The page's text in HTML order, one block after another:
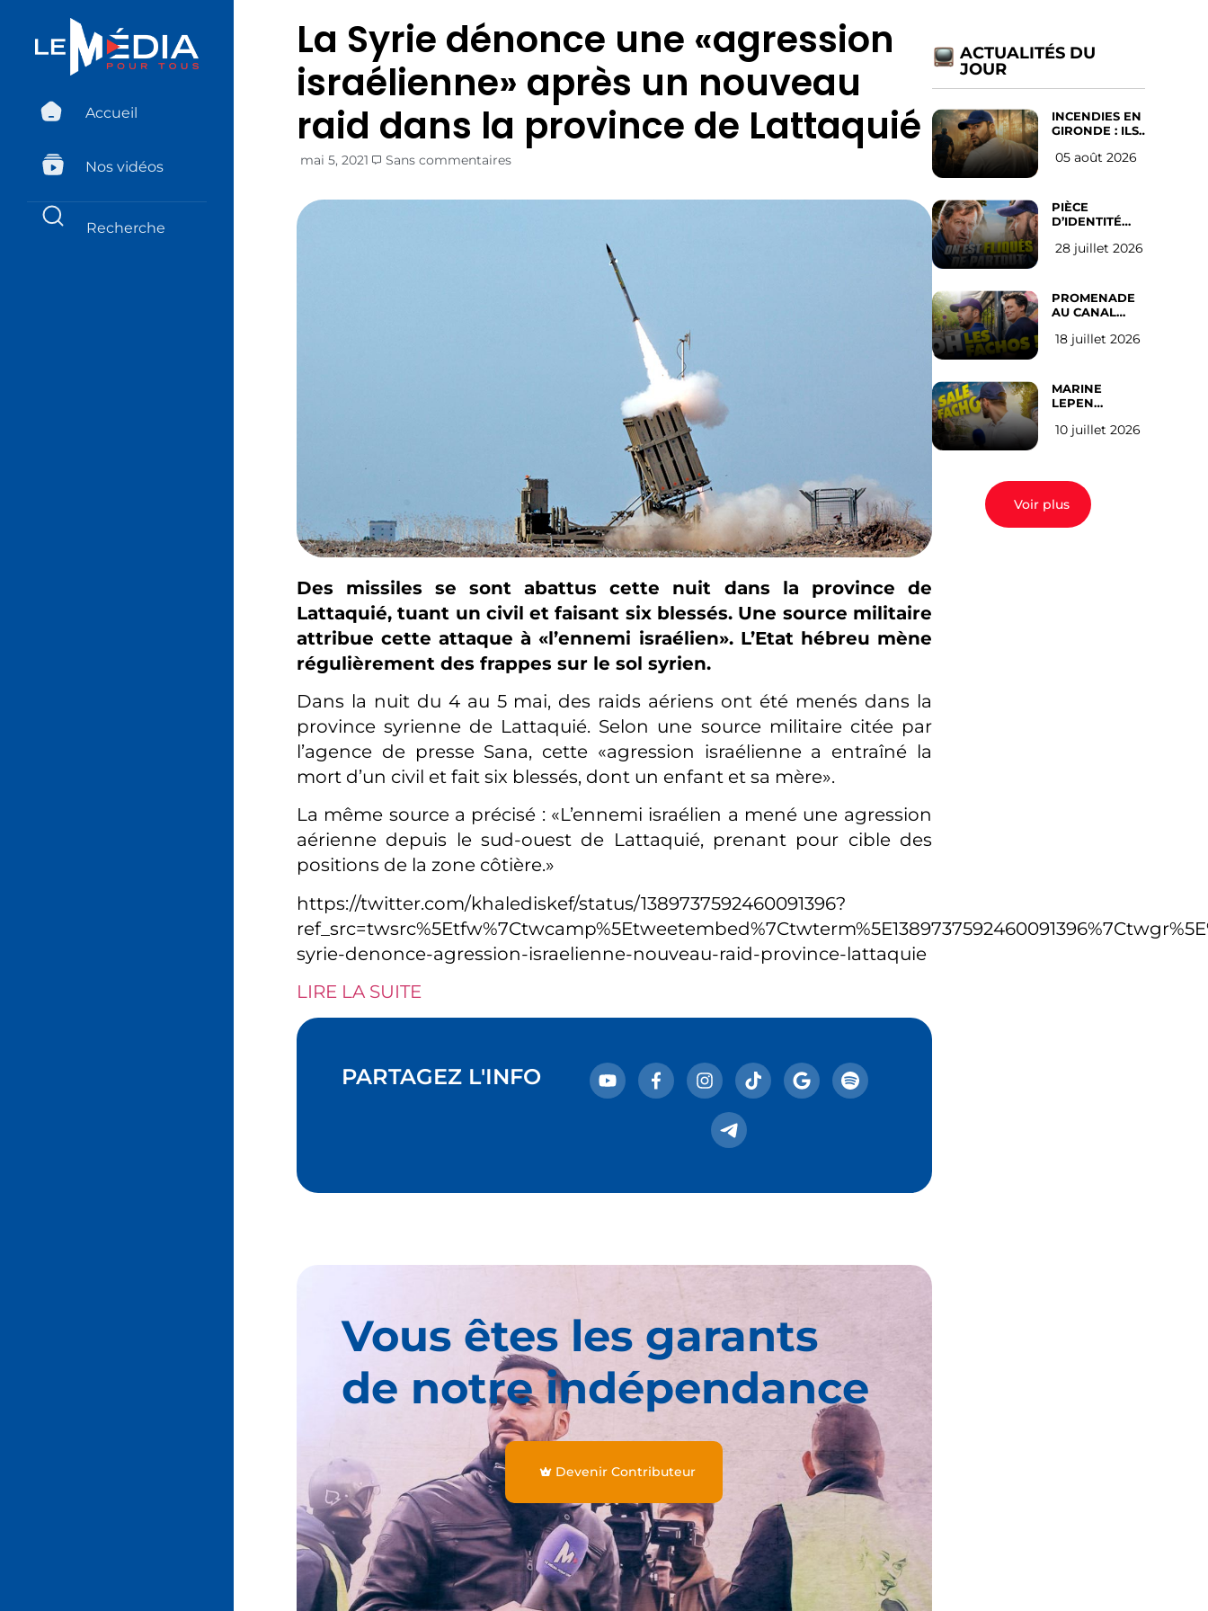
Accueil
Nos vidéos
La Syrie dénonce une «agression
israélienne» après un nouveau
raid dans la province de Lattaquié
mai 5, 2021 Sans commentaires
Des missiles se sont abattus cette nuit dans la province de
Lattaquié, tuant un civil et faisant six blessés. Une source militaire
attribue cette attaque à «l’ennemi israélien». L’Etat hébreu mène
régulièrement des frappes sur le sol syrien.
Dans la nuit du 4 au 5 mai, des raids aériens ont été menés dans la
province syrienne de Lattaquié. Selon une source militaire citée par
l’agence de presse Sana, cette «agression israélienne a entraîné la
mort d’un civil et fait six blessés, dont un enfant et sa mère».
La même source a précisé : «L’ennemi israélien a mené une agression
aérienne depuis le sud-ouest de Lattaquié, prenant pour cible des
positions de la zone côtière.»
https://twitter.com/khalediskef/status/1389737592460091396?
syrie-denonce-agression-israelienne-nouveau-raid-province-lattaquie
LIRE LA SUITE
PARTAGEZ L'INFO
Vous êtes les garants
de notre indépendance
Devenir Contributeur
ACTUALITÉS DU
JOUR
INCENDIES EN
GIRONDE : ILS
D’ABANDONNER
05 août 2026
PIÈCE
D’IDENTITÉ
SUR LES
l’avis des
Français
28 juillet 2026
PROMENADE
AU CANAL
(les gauchistes
18 juillet 2026
MARINE
LEPEN
EN 2027 : l’avis
10 juillet 2026
Voir plus